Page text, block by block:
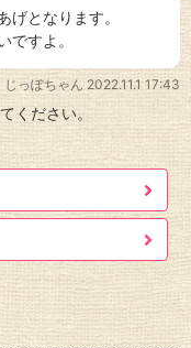
げとなります。
ですよ。
じっぽちゃん 2022.11.1 17:43
ください。